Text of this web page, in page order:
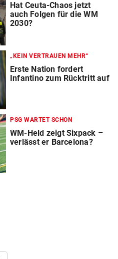
Hat Ceuta-Chaos jetzt
auch Folgen für die WM
2030?
„KEIN VERTRAUEN MEHR“
Erste Nation fordert
Infantino zum Rücktritt auf
PSG WARTET SCHON
WM-Held zeigt Sixpack –
verlässt er Barcelona?